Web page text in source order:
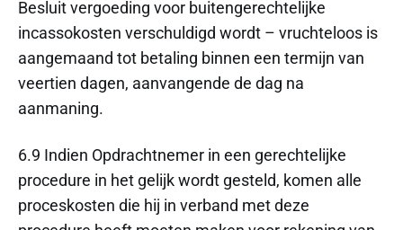
Besluit vergoeding voor buitengerechtelijke
incassokosten verschuldigd wordt – vruchteloos is
aangemaand tot betaling binnen een termijn van
veertien dagen, aanvangende de dag na
aanmaning.
6.9 Indien Opdrachtnemer in een gerechtelijke
procedure in het gelijk wordt gesteld, komen alle
proceskosten die hij in verband met deze